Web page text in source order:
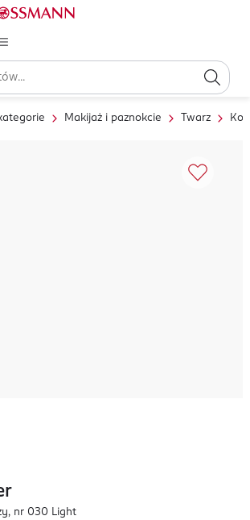
Makijaż i paznokcie Twarz
nr 030 Light